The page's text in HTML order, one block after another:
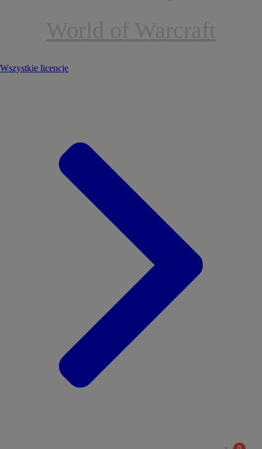
Wszystkie licencje